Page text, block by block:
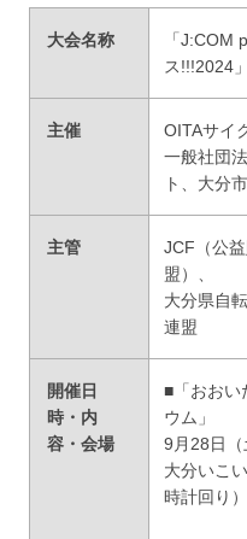
大会名称
「J:COM
ス!!!2024」
主催
OITAサイ
一般社団
ト、大分市
主管
JCF（公
盟）、
大分県自
連盟
開催日
時・内
容・会場
■「おおい
ウム」
9月28日（
大分いこ
時計回り）